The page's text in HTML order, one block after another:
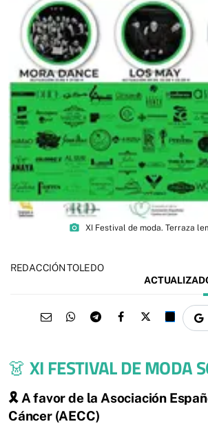
photo_camera XI Festival de moda. Terraza
REDACCIÓN TOLEDO
👗 XI FESTIVAL DE MODA
🎗️ A favor de la Asociación
Cáncer (AECC)